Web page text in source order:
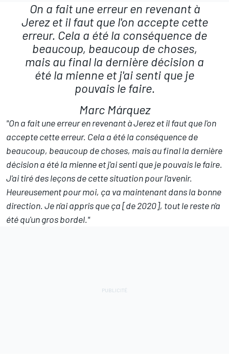
On a fait une erreur en revenant à
Jerez et il faut que l'on accepte cette
erreur. Cela a été la conséquence de
beaucoup, beaucoup de choses,
mais au final la dernière décision a
été la mienne et j'ai senti que je
pouvais le faire.
Marc Márquez
"On a fait une erreur en revenant à Jerez et il faut que l'on
accepte cette erreur. Cela a été la conséquence de
beaucoup, beaucoup de choses, mais au final la dernière
décision a été la mienne et j'ai senti que je pouvais le faire.
J'ai tiré des leçons de cette situation pour l'avenir.
Heureusement pour moi, ça va maintenant dans la bonne
direction. Je n'ai appris que ça [de 2020], tout le reste n'a
été qu'un gros bordel."